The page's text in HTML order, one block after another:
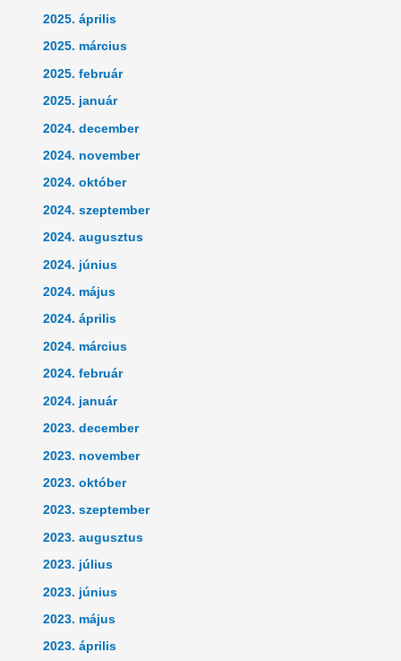
2025. április
2025. március
2025. február
2025. január
2024. december
2024. november
2024. október
2024. szeptember
2024. augusztus
2024. június
2024. május
2024. április
2024. március
2024. február
2024. január
2023. december
2023. november
2023. október
2023. szeptember
2023. augusztus
2023. július
2023. június
2023. május
2023. április